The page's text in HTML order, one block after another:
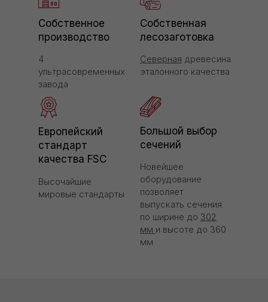
4
ультрасовременных
завода
Северная древесина
эталонного качества
Высочайшие
мировые стандарты
Новейшее
оборудование
позволяет
выпускать сечения
по ширине до 302
мм и высоте до 360
мм
Собственное
производство
Собственная
лесозаготовка
Европейский
стандарт
качества FSC
Большой выбор
сечений